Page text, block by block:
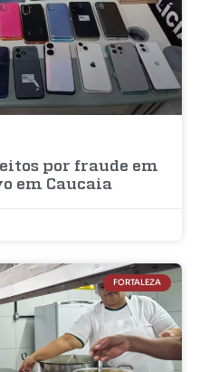
por fraude em
em Caucaia
FORTALEZA